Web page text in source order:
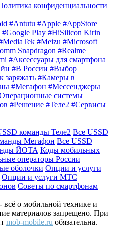
конфиденциальности
#Antutu #Apple #AppStore
#Google Play #HiSilicon Kirin
#Meizu #Microsoft
Snapdragon #Realme
#Аксессуары для смартфона
#В России #Выбор
заряжать #Камеры в
#Мегафон #Мессенджеры
системы
#Решение #Теле2 #Сервисы
команды Теле2 Все USSD
Мегафон Все USSD
ЙОТА Коды мобильных
операторы России
оболочки Опции и услуги
Опции и услуги МТС
Советы по смартфонам
о мобильной технике и
материалов запрещено. При
mob-mobile.ru обязательна.